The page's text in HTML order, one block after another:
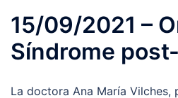
15/09/2021 –
Síndrome
La doctora Ana María Vilches,